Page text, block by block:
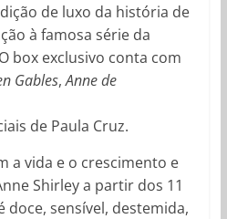
de luxo da história de
à famosa série da
box exclusivo conta com
Gables,Anne de
de Paula Cruz.
a vida e o crescimento e
Shirley a partir dos 11
doce, sensível, destemida,